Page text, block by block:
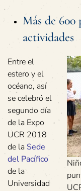
Más de 600
actividades
Entre el
estero y el
océano, así
se celebró el
segundo día
de la Expo
UCR 2018
de la Sede
del Pacífico
de la
Universidad